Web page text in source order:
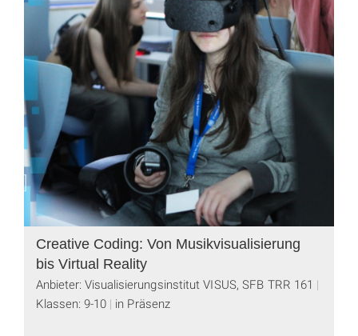
Creative Coding: Von Musikvisualisierung
bis Virtual Reality
Anbieter: Visualisierungsinstitut VISUS, SFB TRR 161
Klassen: 9-10 in Präsenz